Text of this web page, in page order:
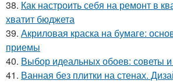
38. Как настроить себя на ремонт в
хватит бюджета
39. Акриловая краска на бумаге:
приемы
40. Выбор идеальных обоев: советы
41. Ванная без плитки на стенах.